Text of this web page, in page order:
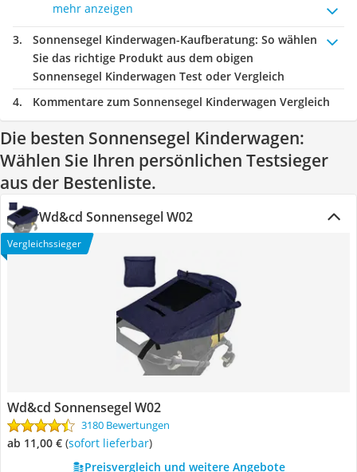
mehr anzeigen
Sonnensegel Kinderwagen-Kaufberatung: So wählen
Sie das richtige Produkt aus dem obigen
Sonnensegel Kinderwagen Test oder Vergleich
Kommentare zum Sonnensegel Kinderwagen Vergleich
Die besten Sonnensegel Kinderwagen:
Wählen Sie Ihren persönlichen Testsieger
aus der Bestenliste.
Wd&cd Sonnensegel W02
Vergleichssieger
Wd&cd Sonnensegel W02
3180 Bewertungen
ab 11,00 € ( Sofort lieferbar)
Preisvergleich und weitere Angebote